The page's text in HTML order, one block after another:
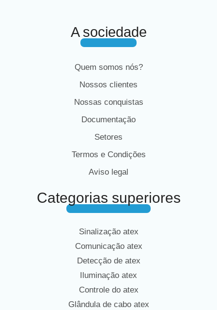
A sociedade
Quem somos nós?
Nossos clientes
Nossas conquistas
Documentação
Setores
Termos e Condições
Aviso legal
Categorias superiores
Sinalização atex
Comunicação atex
Detecção de atex
Iluminação atex
Controle do atex
Glândula de cabo atex